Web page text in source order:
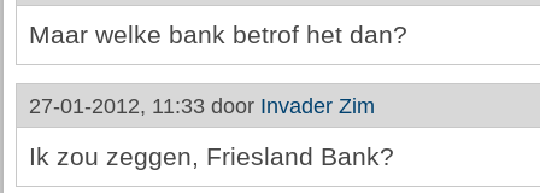
Maar welke bank betrof het dan?
27-01-2012, 11:33 door Invader Zim
Ik zou zeggen, Friesland Bank?